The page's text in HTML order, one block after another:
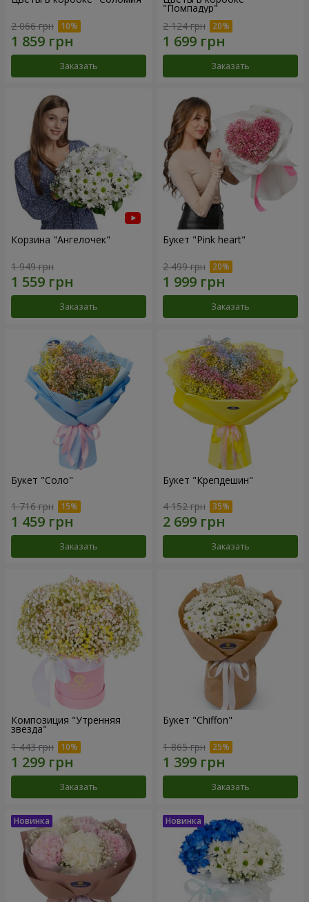
2 066 грн
Заказать
"Помпадур"
2 124 грн
Заказать
Корзина "Ангелочек"
1 949 грн
Заказать
Букет "Pink heart"
2 499 грн
Заказать
Букет "Соло"
1 716 грн
Заказать
Букет "Крепдешин"
4 152 грн
Заказать
Композиция "Утренняя
звезда"
1 443 грн
Заказать
Букет "Chiffon"
1 865 грн
Заказать